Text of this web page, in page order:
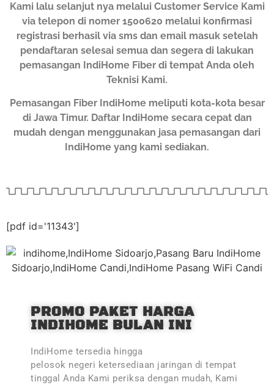
Kami lalu selanjut nya melalui Customer Service Kami
via telepon di nomer 1500620 melalui konfirmasi
registrasi berhasil via sms dan email masuk setelah
pendaftaran selesai semua dan segera di lakukan
pemasangan IndiHome Fiber di tempat Anda oleh
Teknisi Kami.
Pemasangan Fiber IndiHome meliputi kota-kota besar
di Jawa Timur. Daftar IndiHome secara cepat dan
mudah dengan menggunakan jasa pemasangan dari
IndiHome yang kami sediakan.
[pdf id='11343']
PROMO PAKET HARGA
INDIHOME BULAN INI
IndiHome tersedia hingga
pelosok negeri ketersediaan jaringan di tempat
tinggal Anda Kami periksa dengan mudah, Kami